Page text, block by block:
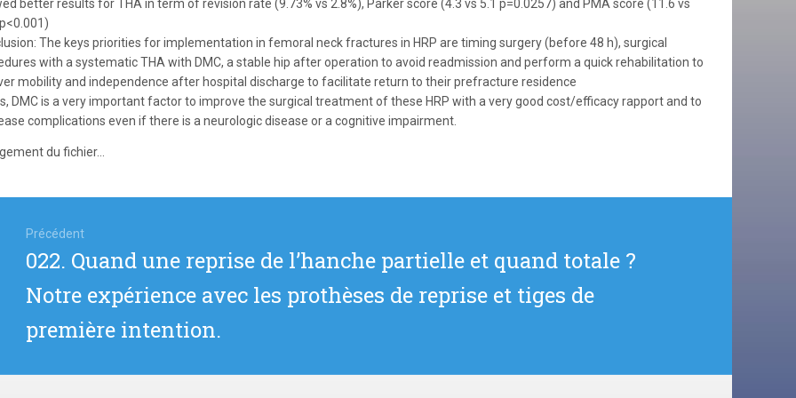
better results for THA in term of revision rate (9.73% vs 2.8%), Parker score (4.3 vs 5.1 p=0.0257) and PMA score (11.6 vs
The keys priorities for implementation in femoral neck fractures in HRP are timing surgery (before 48 h), surgical
with a systematic THA with DMC, a stable hip after operation to avoid readmission and perform a quick rehabilitation to
mobility and independence after hospital discharge to facilitate return to their prefracture residence
DMC is a very important factor to improve the surgical treatment of these HRP with a very good cost/efficacy rapport and to
complications even if there is a neurologic disease or a cognitive impairment.
du fichier...
Précédent
Article
précédent
:
022. Quand une reprise de l’hanche partielle et quand totale ?
Notre expérience avec les prothèses de reprise et tiges de
première intention.